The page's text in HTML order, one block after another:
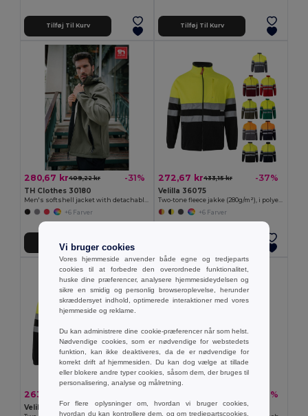
Tilføj Til Kurv Tilføj Til Kurv
280,67 kr409,22 kr -31%
TH Clothes 30180
+6 Farver
Tilføj Til Kurv
272,67 kr433,15 kr -37%
Velilla 36075
+6 Farver
263,72 kr
Velilla 36073
-36%
TH Clothes 30181
Vi bruger cookies
Vores hjemmeside anvender både egne og tredjeparts
cookies til at forbedre den overordnede funktionalitet,
huske dine præferencer, analysere hjemmesideydelsen og
sikre en smidig og personlig browseroplevelse, herunder
skræddersyet indhold, optimerede interaktioner med vores
hjemmeside og reklame.
Du kan administrere dine cookie-præferencer når som helst.
Nødvendige cookies, som er nødvendige for webstedets
funktion, kan ikke deaktiveres, da de er nødvendige for
korrekt drift af hjemmesiden. Du kan dog vælge at tillade
eller blokere andre typer cookies, såsom dem, der bruges til
personalisering, analyse og målretning.
For flere oplysninger om, hvordan vi bruger cookies,
hvordan du kan kontrollere dem, og om tredjepartscookies,